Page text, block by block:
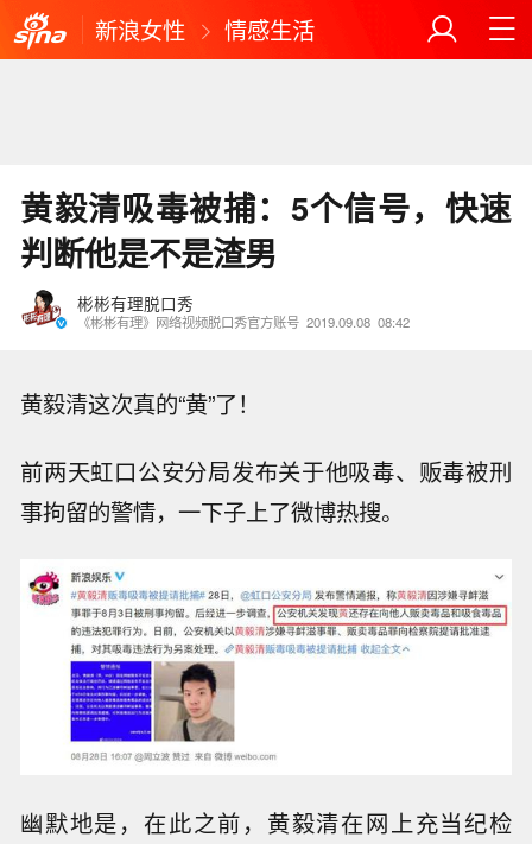
新浪女性 情感生活
黄毅清吸毒被捕：5个信号，快速
判断他是不是渣男
彬彬有理脱口秀
《彬彬有理》网络视频脱口秀官方账号 2019.09.08 08:42
黄毅清这次真的“黄”了！
前两天虹口公安分局发布关于他吸毒、贩毒被刑
事拘留的警情，一下子上了微博热搜。
幽默地是，在此之前，黄毅清在网上充当纪检